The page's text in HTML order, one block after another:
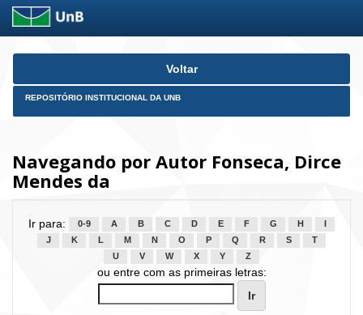
Skip
Voltar
REPOSITÓRIO INSTITUCIONAL DA UNB
Navegando por Autor Fonseca, Dirce
Mendes da
Ir para: 0-9 A B C D E F G H
J
K L M N O P Q R S
T
U
V W X Y Z
ou entre com as primeiras letras: